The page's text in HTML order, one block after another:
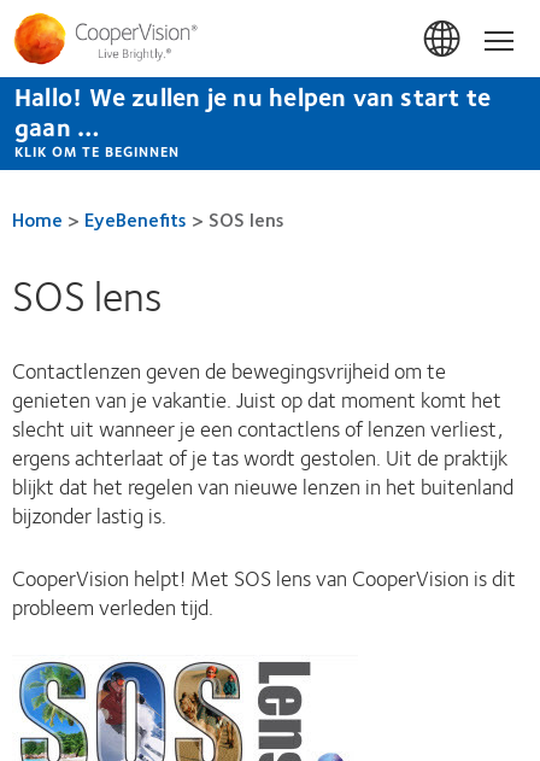
Overslaan
en
naar
de
inhoud
gaan
Hallo! We zullen je nu helpen van start te
gaan …
KLIK OM TE BEGINNEN
Home > EyeBenefits > SOS lens
SOS lens
Contactlenzen geven de bewegingsvrijheid om te
genieten van je vakantie. Juist op dat moment komt het
slecht uit wanneer je een contactlens of lenzen verliest,
ergens achterlaat of je tas wordt gestolen. Uit de praktijk
blijkt dat het regelen van nieuwe lenzen in het buitenland
bijzonder lastig is.
CooperVision helpt! Met SOS lens van CooperVision is dit
probleem verleden tijd.